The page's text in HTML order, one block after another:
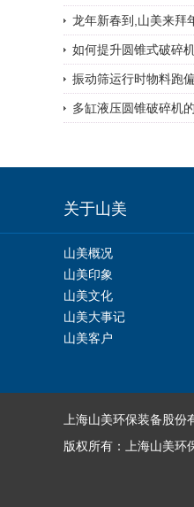
龙年新春到,山美来拜
如何提升圆锥式破碎
振动筛运行时物料跑
多缸液压圆锥破碎机
关于山美
山美概况
山美印象
山美文化
山美大事记
山美客户
上海山美环保装备股
版权所有：上海山美环